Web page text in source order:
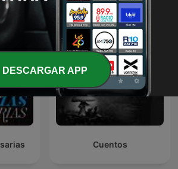
Cuentos
DESCARGAR APP